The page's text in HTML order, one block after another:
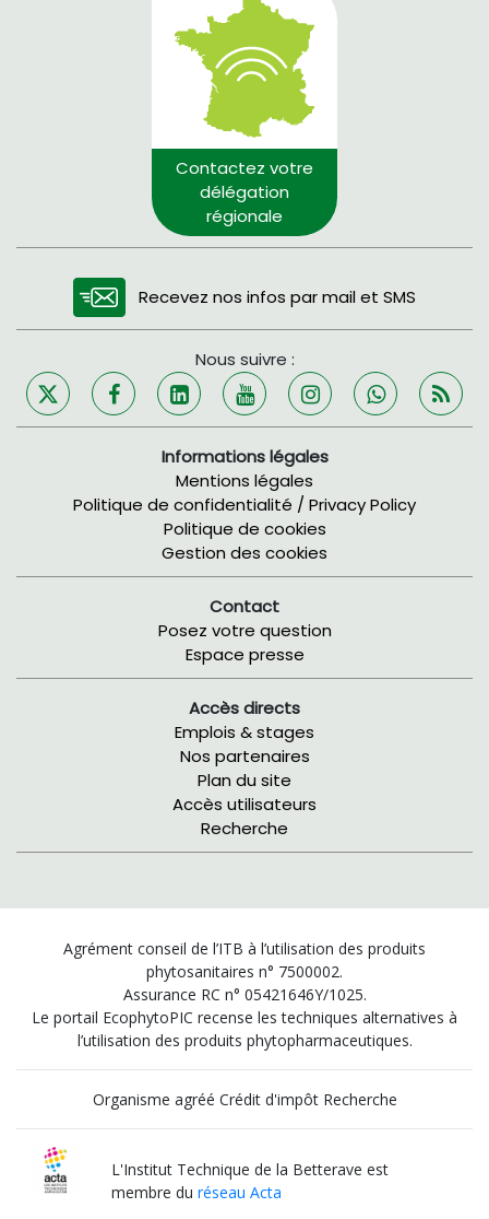
Contactez votre
délégation
régionale
Recevez nos infos par mail et SMS
Nous suivre :
Informations légales
Mentions légales
Politique de confidentialité / Privacy Policy
Politique de cookies
Gestion des cookies
Contact
Posez votre question
Espace presse
Accès directs
Emplois & stages
Nos partenaires
Plan du site
Accès utilisateurs
Recherche
Agrément conseil de l’ITB à l’utilisation des produits
phytosanitaires n° 7500002.
Assurance RC n° 05421646Y/1025.
Le portail EcophytoPIC recense les techniques alternatives à
l’utilisation des produits phytopharmaceutiques.
Organisme agréé Crédit d'impôt Recherche
L'Institut Technique de la Betterave est
membre duréseau Acta